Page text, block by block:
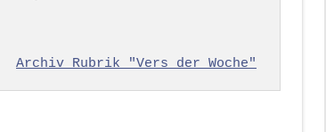
Archiv Rubrik "Vers der Woche"